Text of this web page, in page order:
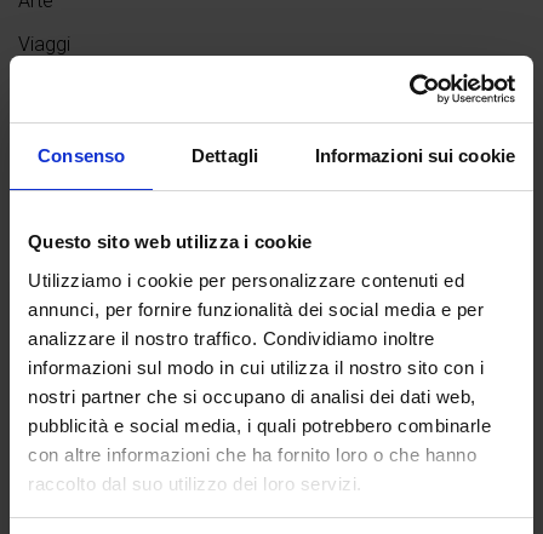
Consenso Dettagli Informazioni sui cookie
Questo sito web utilizza i cookie
Utilizziamo i cookie per personalizzare contenuti ed
annunci, per fornire funzionalità dei social media e per
analizzare il nostro traffico. Condividiamo inoltre
informazioni sul modo in cui utilizza il nostro sito con i
nostri partner che si occupano di analisi dei dati web,
pubblicità e social media, i quali potrebbero combinarle
con altre informazioni che ha fornito loro o che hanno
raccolto dal suo utilizzo dei loro servizi.
Viaggi